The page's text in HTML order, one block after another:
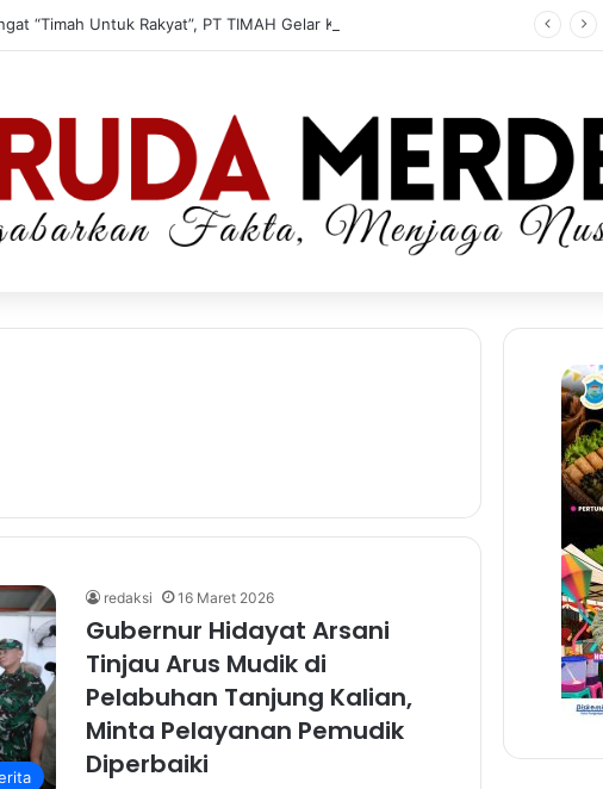
redaksi 16 Maret 2026
Gubernur Hidayat Arsani
Tinjau Arus Mudik di
Pelabuhan Tanjung Kalian,
Minta Pelayanan Pemudik
Diperbaiki